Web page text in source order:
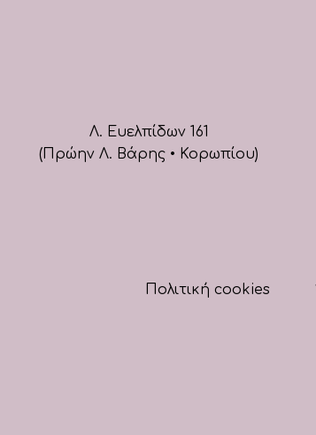
Λ. Ευελπίδων 161
(Πρώην Λ. Βάρης • Κορωπίου)
Πολιτική cookies